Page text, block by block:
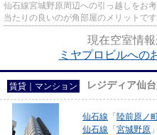
仙石線宮城野原周辺への引っ越しをお
当たりの良いのが角部屋のメリットで
現在空室情報
ミヤプロビルへの
賃貸｜マンション レジディア仙
仙石線 「 陸前原ノ
仙石線 「 宮城野原